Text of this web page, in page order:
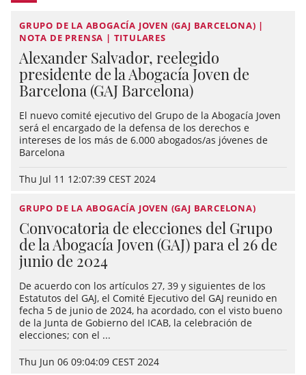
GRUPO DE LA ABOGACÍA JOVEN (GAJ BARCELONA) |
NOTA DE PRENSA | TITULARES
Alexander Salvador, reelegido
presidente de la Abogacía Joven de
Barcelona (GAJ Barcelona)
El nuevo comité ejecutivo del Grupo de la Abogacía Joven
será el encargado de la defensa de los derechos e
intereses de los más de 6.000 abogados/as jóvenes de
Barcelona
Thu Jul 11 12:07:39 CEST 2024
GRUPO DE LA ABOGACÍA JOVEN (GAJ BARCELONA)
Convocatoria de elecciones del Grupo
de la Abogacía Joven (GAJ) para el 26 de
junio de 2024
De acuerdo con los artículos 27, 39 y siguientes de los
Estatutos del GAJ, el Comité Ejecutivo del GAJ reunido en
fecha 5 de junio de 2024, ha acordado, con el visto bueno
de la Junta de Gobierno del ICAB, la celebración de
elecciones; con el ...
Thu Jun 06 09:04:09 CEST 2024